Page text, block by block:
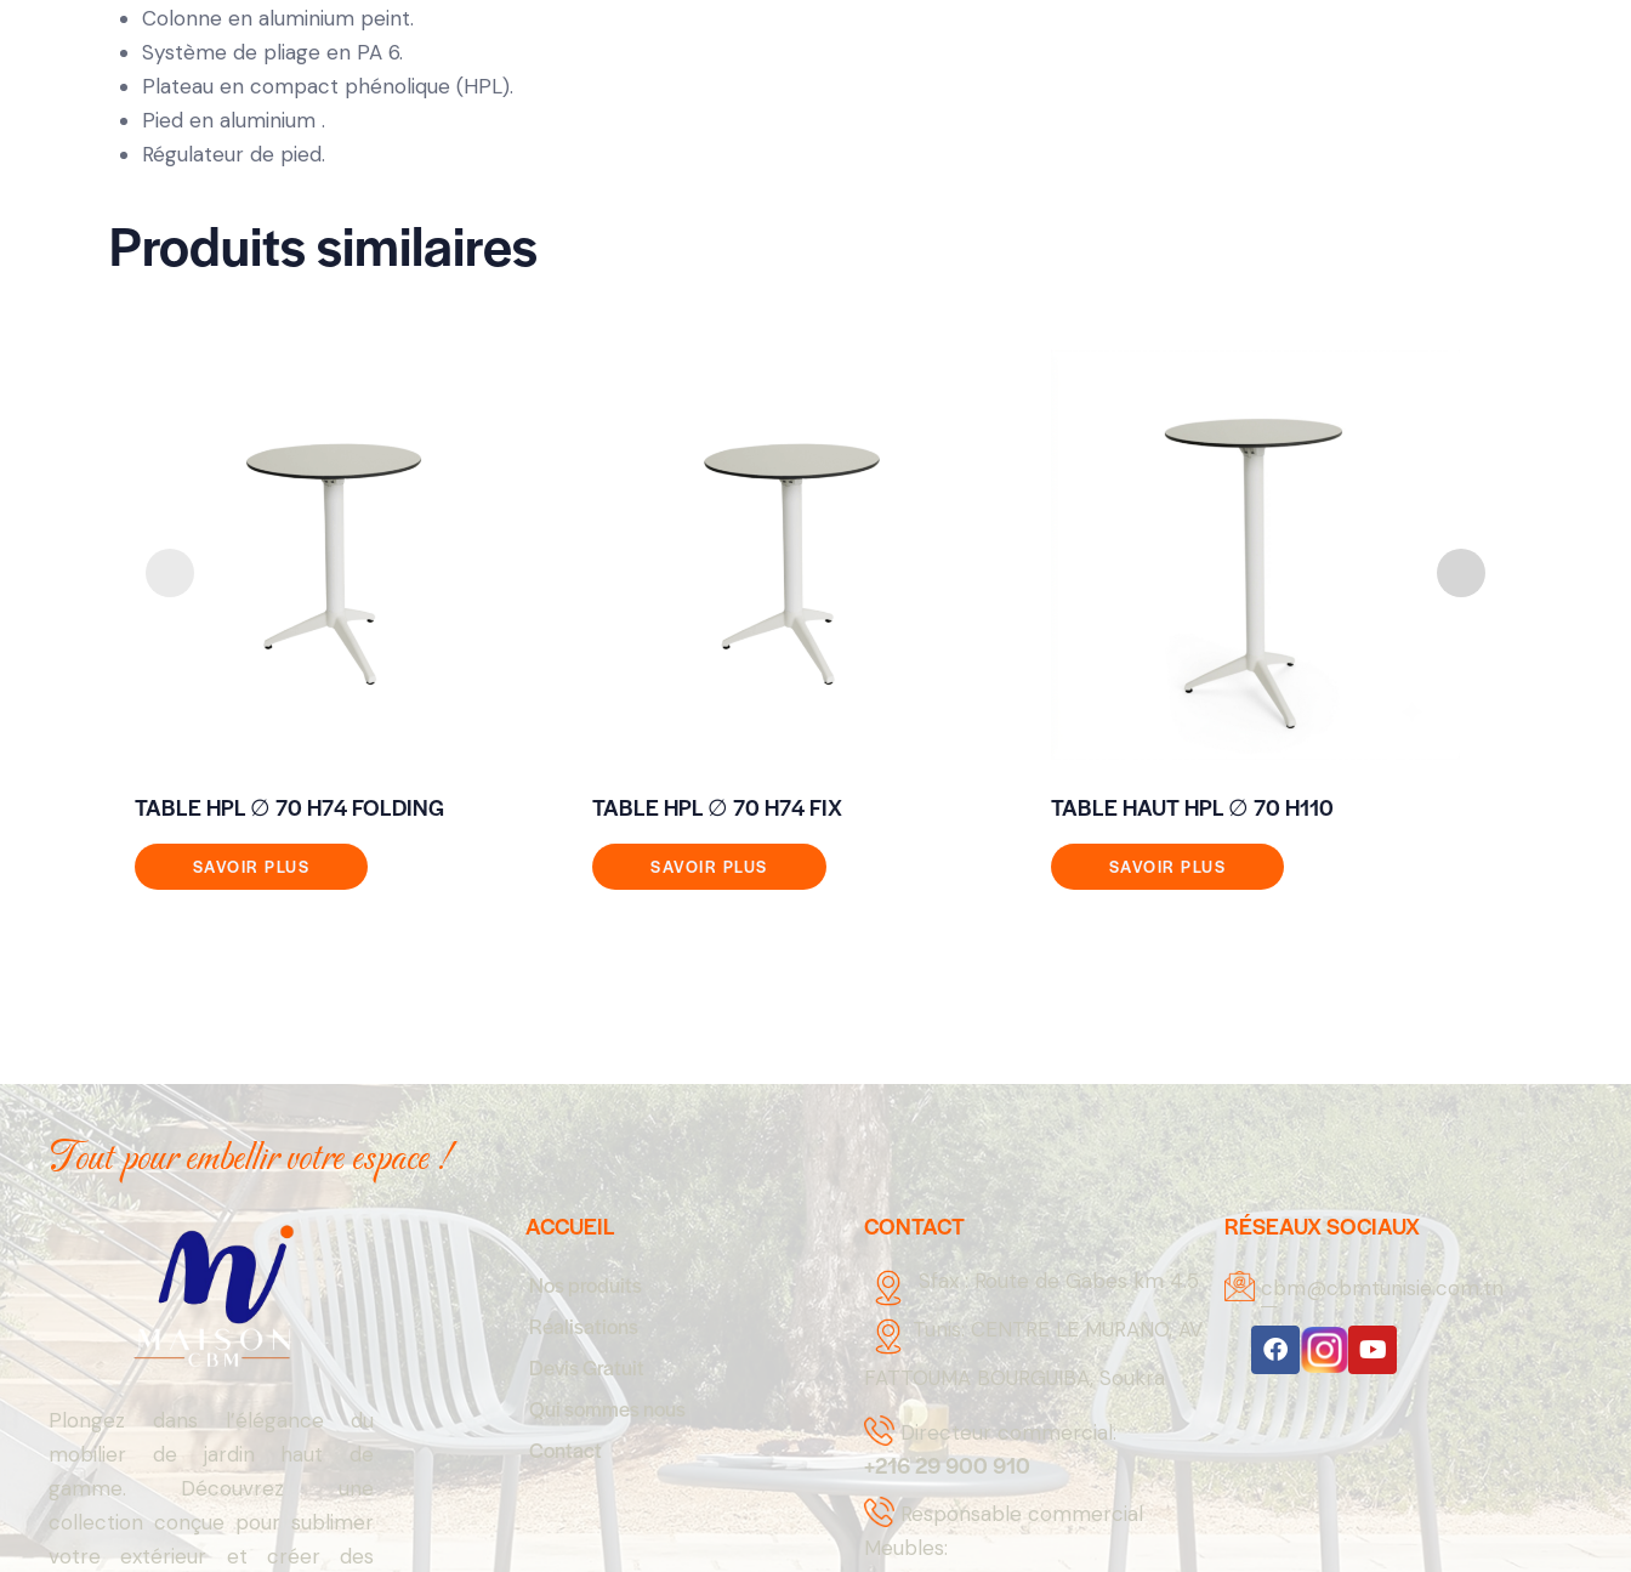
Colonne en aluminium peint.
Système de pliage en PA 6.
Plateau en compact phénolique (HPL).
Pied en aluminium .
Régulateur de pied.
Produits similaires
TABLE HPL ∅ 70 H74 FOLDING
SAVOIR PLUS
TABLE HPL ∅ 70 H74 FIX
SAVOIR PLUS
TABLE HAUT HPL ∅ 70 H110
SAVOIR PLUS
Tout pour embellir votre espace !
Plongez dans l’élégance du
mobilier de jardin haut de
gamme. Découvrez une
collection conçue pour sublimer
votre extérieur et créer des
ACCUEIL
Nos produits
Réalisations
Devis Gratuit
Qui sommes nous
Contact
CONTACT
Sfax : Route de Gabes km 4.5
Tunis: CENTRE LE MURANO, AV
FATTOUMA BOURGUIBA, Soukra
Directeur commercial:
+216 29 900 910
Responsable commercial
Meubles:
RÉSEAUX SOCIAUX
cbm@cbmtunisie.com.tn